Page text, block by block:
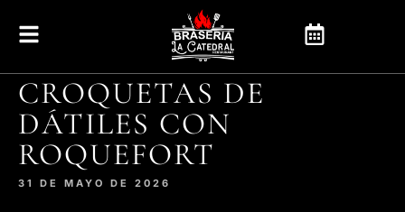
CROQUETAS DE
DÁTILES CON
ROQUEFORT
31 DE MAYO DE 2026